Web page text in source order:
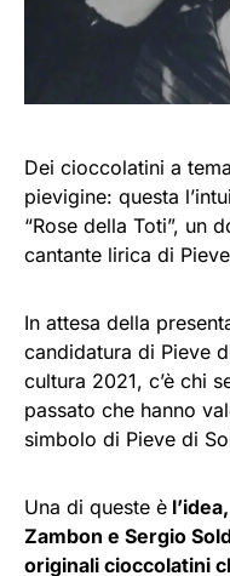
Dei cioccolatini a
pievigine: questa
“Rose della Toti”, un
cantante lirica di
In attesa della
candidatura di Pieve
cultura 2021, c’è chi
passato che hanno
simbolo di Pieve di
Una di queste è
Zambon e Sergio
originali cioccolatini